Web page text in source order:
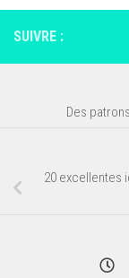
SUIVRE :
Des
20 excellentes